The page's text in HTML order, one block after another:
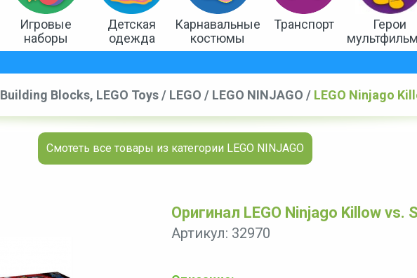
Игровые
наборы
Детская
одежда
Карнавальные
костюмы
Транспорт
Герои
Building Blocks, LEGO Toys / LEGO / LEGO NINJAGO / LEGO Ninjago
Смотеть все товары из категории LEGO NINJAGO
Оригинал LEGO Ninjago Killow vs.
Артикул: 32970